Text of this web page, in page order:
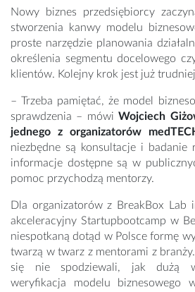
Nowy biznes przedsiębiorcy
stworzenia kanwy modelu
proste narzędzie planowania
określenia segmentu docelowego
klientów. Kolejny krok jest już
– Trzeba pamiętać, że model
sprawdzenia – mówiWojciech
jednego z organizatorów
niezbędne są konsultacje i badanie
informacje dostępne są w
pomoc przychodzą mentorzy.
Dla organizatorów z BreakBox Lab
akceleracyjny Startupbootcamp w
niespotkaną dotąd w Polsce formę
twarzą w twarz z mentorami z
się nie spodziewali, jak dużą
weryfikacja modelu biznesowego